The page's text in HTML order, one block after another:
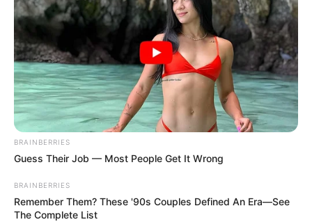
BRAINBERRIES
Guess Their Job — Most People Get It Wrong
BRAINBERRIES
Remember Them? These '90s Couples Defined An Era—See
The Complete List